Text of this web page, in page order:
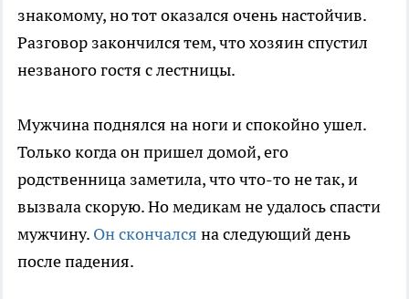
знакомому, но тот оказался очень настойчив.
Разговор закончился тем, что хозяин спустил
незваного гостя с лестницы.
Мужчина поднялся на ноги и спокойно ушел.
Только когда он пришел домой, его
родственница заметила, что что-то не так, и
вызвала скорую. Но медикам не удалось спасти
мужчину. Он скончался на следующий день
после падения.